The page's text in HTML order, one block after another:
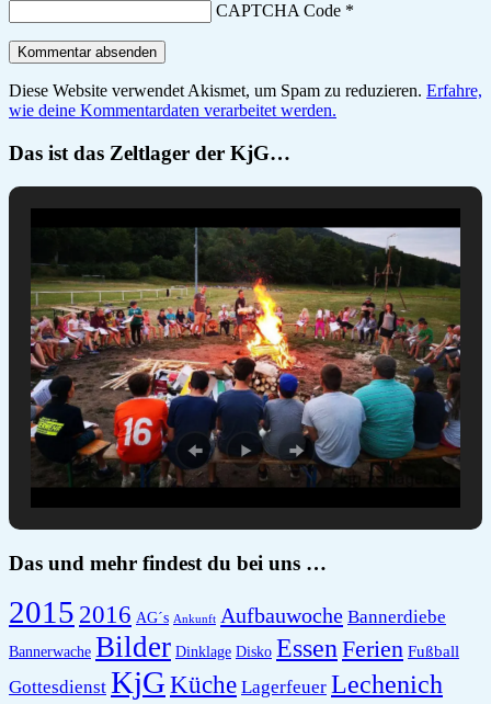
CAPTCHA Code *
Diese Website verwendet Akismet, um Spam zu reduzieren. Erfahre,
wie deine Kommentardaten verarbeitet werden.
Das ist das Zeltlager der KjG…
Das und mehr findest du bei uns …
2015 2016 AG´s Ankunft Aufbauwoche Bannerdiebe
Bannerwache Bilder Dinklage Disko Essen Ferien Fußball
Gottesdienst KjG Küche Lagerfeuer Lechenich